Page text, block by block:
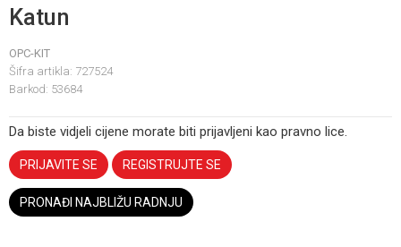
Katun
OPC-KIT
Šifra artikla: 727524
Barkod: 53684
Da biste vidjeli cijene morate biti prijavljeni kao pravno lice.
PRIJAVITE SE REGISTRUJTE SE
PRONAĐI NAJBLIŽU RADNJU